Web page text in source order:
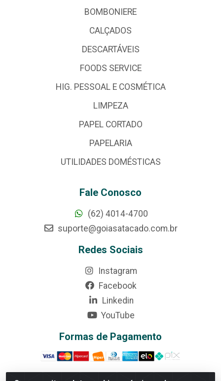
BOMBONIERE
CALÇADOS
DESCARTÁVEIS
FOODS SERVICE
HIG. PESSOAL E COSMÉTICA
LIMPEZA
PAPEL CORTADO
PAPELARIA
UTILIDADES DOMÉSTICAS
Fale Conosco
(62) 4014-4700
suporte@goiasatacado.com.br
Redes Sociais
Instagram
Facebook
Linkedin
YouTube
Formas de Pagamento